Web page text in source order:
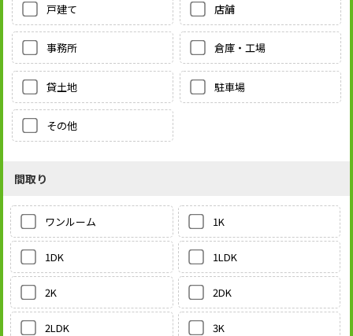
戸建て 店舗
事務所 倉庫・工場
貸土地 駐車場
その他
間取り
ワンルーム 1K
1DK 1LDK
2K 2DK
2LDK 3K